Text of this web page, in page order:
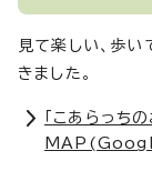
見て楽しい、歩
きました。
「こあらっち